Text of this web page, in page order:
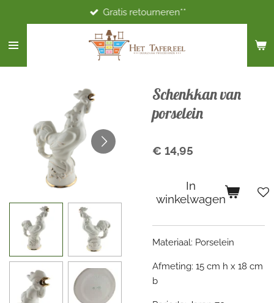
direct
naar
Gratis retourneren**
Schenkkan van
porselein
€ 14,95
In
winkelwagen
Materiaal: Porselein
Afmeting: 15 cm h x 18 cm
b